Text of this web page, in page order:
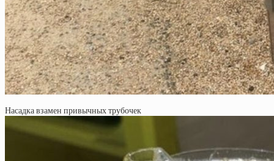
Насадка взамен привычных трубочек